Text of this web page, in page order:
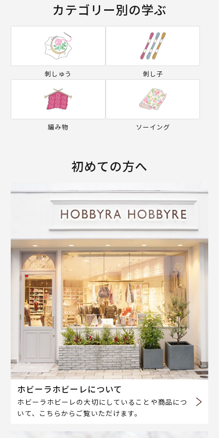
カテゴリー別の学ぶ
刺しゅう 刺し子
編み物 ソーイング
初めての方へ
ホビーラホビーレについて
ホビーラホビーレの大切にしていることや商品につ
いて、こちらからご覧いただけます。